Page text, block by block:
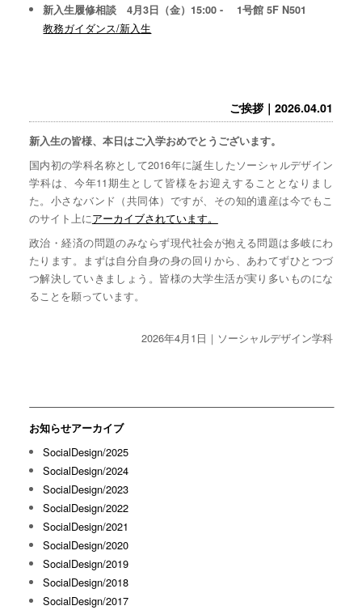
新入生履修相談 4月3日（金）15:00 - 1号館 5F N501
教務ガイダンス/新入生
ご挨拶｜2026.04.01
新入生の皆様、本日はご入学おめでとうございます。
国内初の学科名称として2016年に誕生したソーシャルデザイン
学科は、今年11期生として皆様をお迎えすることとなりまし
た。小さなバンド（共同体）ですが、その知的遺産は今でもこ
のサイト上にアーカイブされています。
政治・経済の問題のみならず現代社会が抱える問題は多岐にわ
たります。まずは自分自身の身の回りから、あわてずひとつづ
つ解決していきましょう。皆様の大学生活が実り多いものにな
ることを願っています。
2026年4月1日｜ソーシャルデザイン学科
お知らせアーカイブ
SocialDesign/2025
SocialDesign/2024
SocialDesign/2023
SocialDesign/2022
SocialDesign/2021
SocialDesign/2020
SocialDesign/2019
SocialDesign/2018
SocialDesign/2017